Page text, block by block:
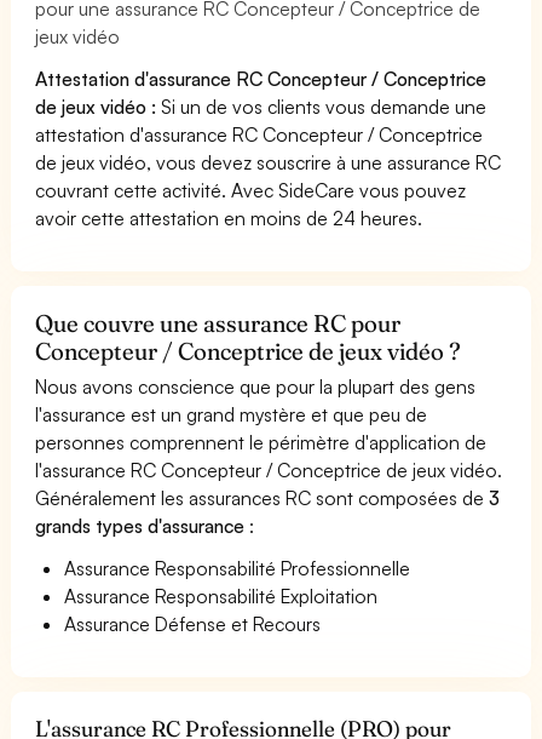
pour une assurance RC Concepteur / Conceptrice de
jeux vidéo
Attestation d'assurance RC Concepteur / Conceptrice
de jeux vidéo : Si un de vos clients vous demande une
attestation d'assurance RC Concepteur / Conceptrice
de jeux vidéo, vous devez souscrire à une assurance RC
couvrant cette activité. Avec SideCare vous pouvez
avoir cette attestation en moins de 24 heures.
Que couvre une assurance RC pour
Concepteur / Conceptrice de jeux vidéo ?
Nous avons conscience que pour la plupart des gens
l'assurance est un grand mystère et que peu de
personnes comprennent le périmètre d'application de
l'assurance RC Concepteur / Conceptrice de jeux vidéo.
Généralement les assurances RC sont composées de3
grands types d'assurance :
Assurance Responsabilité Professionnelle
Assurance Responsabilité Exploitation
Assurance Défense et Recours
L'assurance RC Professionnelle (PRO) pour